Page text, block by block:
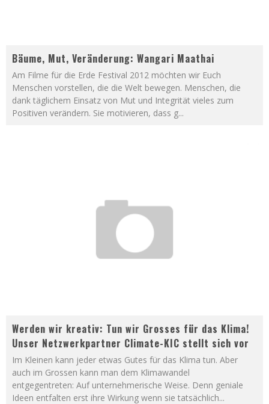
Bäume, Mut, Veränderung: Wangari Maathai
Am Filme für die Erde Festival 2012 möchten wir Euch
Menschen vorstellen, die die Welt bewegen. Menschen, die
dank täglichem Einsatz von Mut und Integrität vieles zum
Positiven verändern. Sie motivieren, dass g...
Werden wir kreativ: Tun wir Grosses für das Klima!
Unser Netzwerkpartner Climate-KIC stellt sich vor
Im Kleinen kann jeder etwas Gutes für das Klima tun. Aber
auch im Grossen kann man dem Klimawandel
entgegentreten: Auf unternehmerische Weise. Denn geniale
Ideen entfalten erst ihre Wirkung wenn sie tatsächlich...